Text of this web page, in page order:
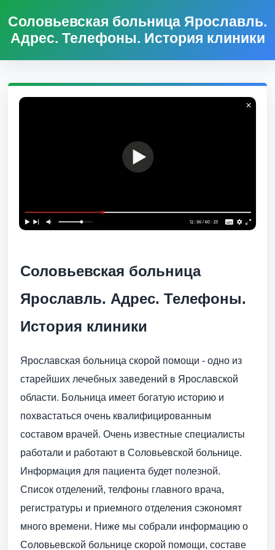
Соловьевская больница Ярославль.
Адрес. Телефоны. История клиники
Соловьевская больница
Ярославль. Адрес. Телефоны.
История клиники
Ярославская больница скорой помощи - одно из
старейших лечебных заведений в Ярославской
области. Больница имеет богатую историю и
похвастаться очень квалифицированным
составом врачей. Очень известные специалисты
работали и работают в Соловьевской больнице.
Информация для пациента будет полезной.
Список отделений, телфоны главного врача,
регистратуры и приемного отделения сэкономят
много времени. Ниже мы собрали информацию о
Соловьевской больнице скорой помощи, составе